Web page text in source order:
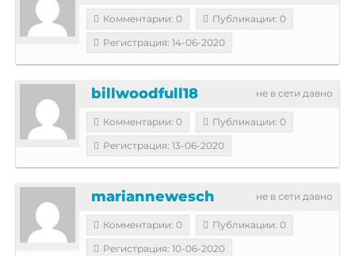
Комментарии: 0
Публикации: 0
Регистрация: 14-06-2020
не в сети давно
billwoodfull18
Комментарии: 0
Публикации: 0
Регистрация: 13-06-2020
не в сети давно
mariannewesch
Комментарии: 0
Публикации: 0
Регистрация: 10-06-2020